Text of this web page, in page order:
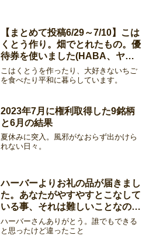
【まとめて投稿6/29～7/10】こは
くとう作り。畑でとれたもの。優
待券を使いました(HABA、ヤマ
ダ)。
こはくとうを作ったり、大好きないちご
を食べたり平和に暮らしています。
2023年7月に権利取得した9銘柄
と6月の結果
夏休みに突入。風邪がなおらず出かけら
れない日々。
ハーバーよりお礼の品が届きまし
た。あなたがやすやすとこなして
いる事、それは難しいことなのか
も。
ハーバーさんありがとう。誰でもできる
と思ったけど違ったこと